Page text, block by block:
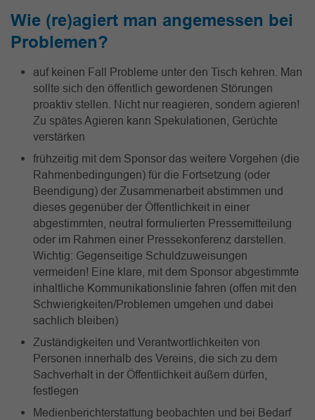
Wie (re)agiert man angemessen bei
Problemen?
auf keinen Fall Probleme unter den Tisch kehren. Man
sollte sich den öffentlich gewordenen Störungen
proaktiv stellen. Nicht nur reagieren, sondern agieren!
Zu spätes Agieren kann Spekulationen, Gerüchte
verstärken
frühzeitig mit dem Sponsor das weitere Vorgehen (die
Rahmenbedingungen) für die Fortsetzung (oder
Beendigung) der Zusammenarbeit abstimmen und
dieses gegenüber der Öffentlichkeit in einer
abgestimmten, neutral formulierten Pressemitteilung
oder im Rahmen einer Pressekonferenz darstellen.
Wichtig: Gegenseitige Schuldzuweisungen
vermeiden! Eine klare, mit dem Sponsor abgestimmte
inhaltliche Kommunikationslinie fahren (offen mit den
Schwierigkeiten/Problemen umgehen und dabei
sachlich bleiben)
Zuständigkeiten und Verantwortlichkeiten von
Personen innerhalb des Vereins, die sich zu dem
Sachverhalt in der Öffentlichkeit äußern dürfen,
festlegen
Medienberichterstattung beobachten und bei Bedarf